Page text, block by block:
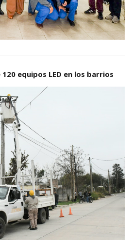
equipos LED en los barrios